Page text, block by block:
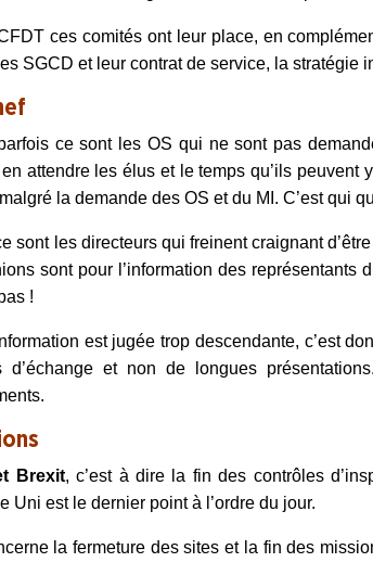
ces comités ont leur place, en
SGCD et leur contrat de service, la stratégie
ce sont les OS qui ne sont pas
attendre les élus et le temps qu’ils peuvent
la demande des OS et du MI. C’est qui
sont les directeurs qui freinent craignant
sont pour l’information des
!
est jugée trop descendante, c’est
d’échange et non de longues
Brexit, c’est à dire la fin des contrôles
Uni est le dernier point à l’ordre du jour.
la fermeture des sites et la fin des